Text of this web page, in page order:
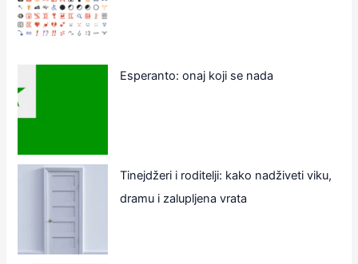
Esperanto: onaj koji se nada
Tinejdžeri i roditelji: kako nadživeti viku,
dramu i zalupljena vrata